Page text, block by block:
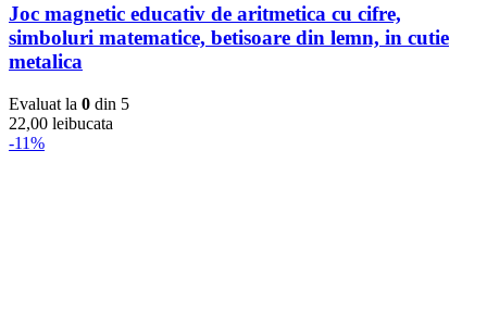
Joc magnetic educativ de aritmetica cu cifre,
simboluri matematice, betisoare din lemn, in cutie
metalica
Evaluat la 0 din 5
22,00 leibucata
-11%